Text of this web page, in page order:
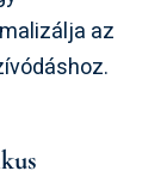
az